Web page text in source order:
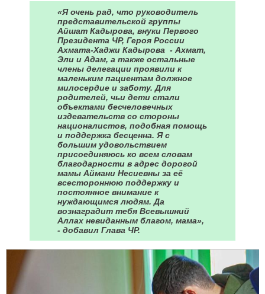
«Я очень рад, что руководитель
представительской группы
Айшат Кадырова, внуки Первого
Президента ЧР, Героя России
Ахмата-Хаджи Кадырова - Ахмат,
Эли и Адам, а также остальные
члены делегации проявили к
маленьким пациентам должное
милосердие и заботу. Для
родителей, чьи дети стали
объектами бесчеловечных
издевательств со стороны
националистов, подобная помощь
и поддержка бесценна. Я с
большим удовольствием
присоединяюсь ко всем словам
благодарности в адрес дорогой
мамы Аймани Несиевны за её
всестороннюю поддержку и
постоянное внимание к
нуждающимся людям. Да
вознаградит тебя Всевышний
Аллах невиданным благом, мама»,
- добавил Глава ЧР.